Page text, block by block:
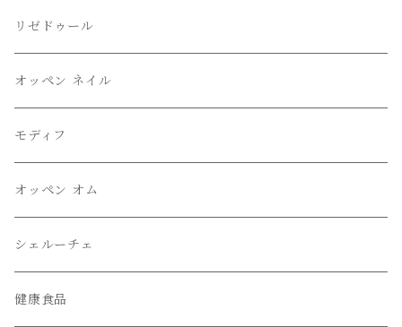
リゼドゥール
オッペン ネイル
モディフ
オッペン オム
シェルーチェ
健康食品